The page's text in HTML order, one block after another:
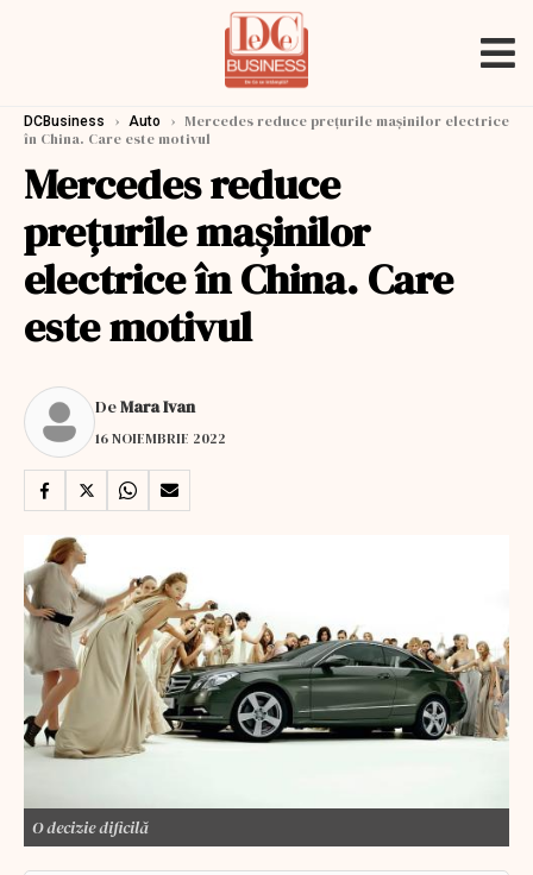
DCBusiness › Auto › Mercedes reduce prețurile mașinilor electrice
în China. Care este motivul
Mercedes reduce
prețurile mașinilor
electrice în China. Care
este motivul
DeMara Ivan
16 NOIEMBRIE 2022
O decizie dificilă